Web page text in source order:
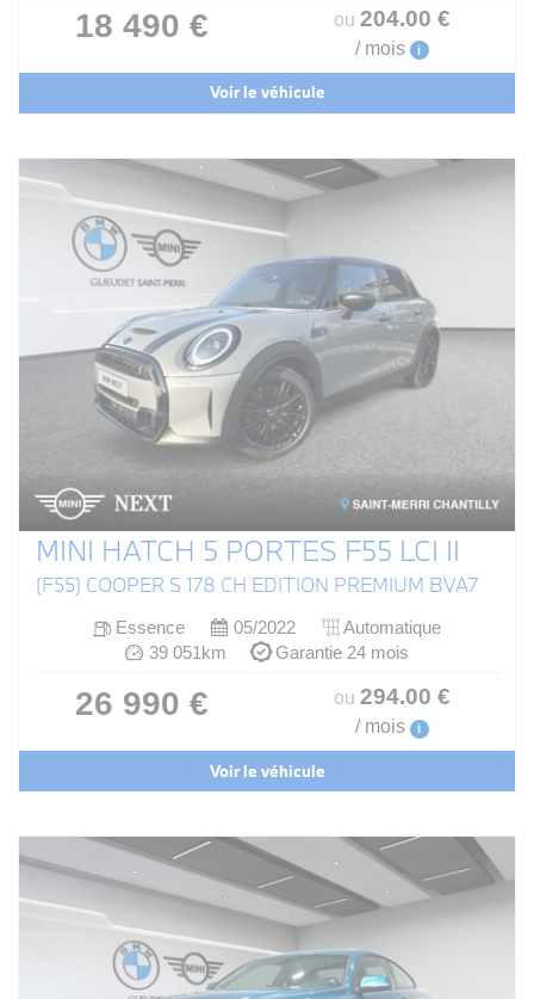
18 490 € ou 204.00 €
/ mois i
Voir le véhicule
MINI HATCH 5 PORTES F55 LCI II
(F55) COOPER S 178 CH EDITION PREMIUM BVA7
Essence 05/2022
Automatique
39 051km
Garantie 24 mois
26 990 € ou 294.00 €
/ mois i
Voir le véhicule